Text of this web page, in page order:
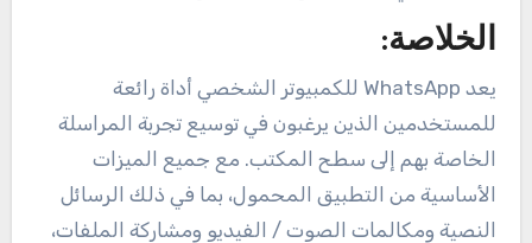
الخلاصة:
يعد WhatsApp للكمبيوتر الشخصي أداة رائعة
للمستخدمين الذين يرغبون في توسيع تجربة المراسلة
الخاصة بهم إلى سطح المكتب. مع جميع الميزات
الأساسية من التطبيق المحمول، بما في ذلك الرسائل
النصية ومكالمات الصوت / الفيديو ومشاركة الملفات،